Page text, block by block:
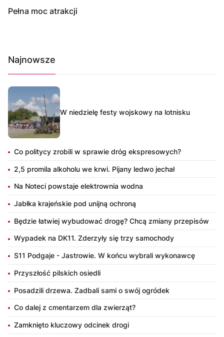
Pełna moc atrakcji
Najnowsze
W niedzielę festy wojskowy na lotnisku
Co politycy zrobili w sprawie dróg ekspresowych?
2,5 promila alkoholu we krwi. Pijany ledwo jechał
Na Noteci powstaje elektrownia wodna
Jabłka krajeńskie pod unijną ochroną
Będzie łatwiej wybudować drogę? Chcą zmiany przepisów
Wypadek na DK11. Zderzyły się trzy samochody
S11 Podgaje - Jastrowie. W końcu wybrali wykonawcę
Przyszłość pilskich osiedli
Posadzili drzewa. Zadbali sami o swój ogródek
Co dalej z cmentarzem dla zwierząt?
Zamknięto kluczowy odcinek drogi